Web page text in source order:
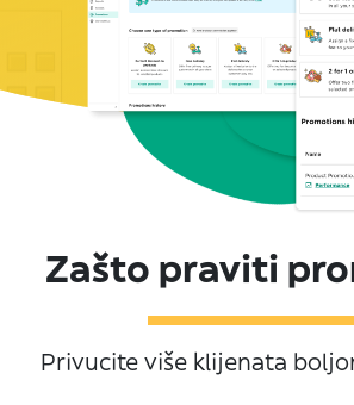
Zašto praviti
Privucite više klijenata